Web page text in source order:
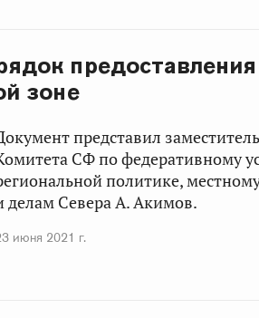
зоне
представил
СФ по федеративному
политике,
делам Севера А. Акимов.
июня 2021 г.